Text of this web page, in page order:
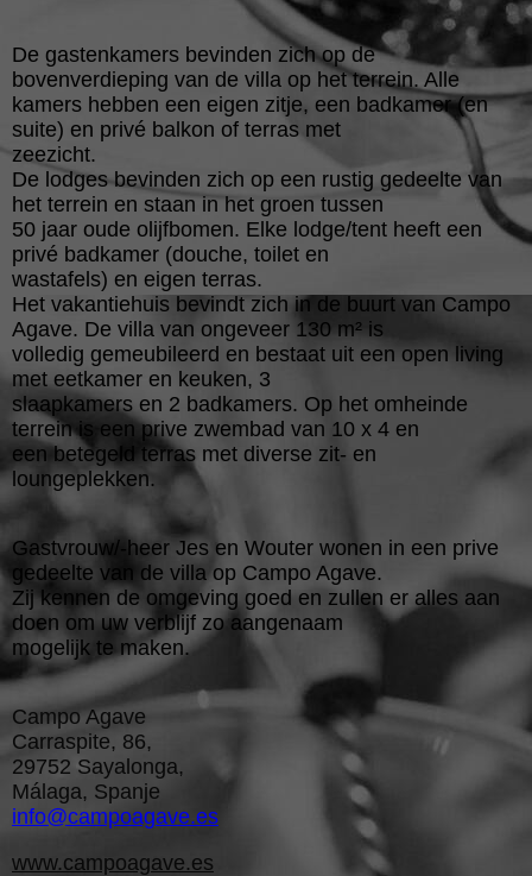
De gastenkamers bevinden zich op de
bovenverdieping van de villa op het terrein. Alle
kamers hebben een eigen zitje, een badkamer (en
suite) en privé balkon of terras met
zeezicht.
De lodges bevinden zich op een rustig gedeelte van
het terrein en staan in het groen tussen
50 jaar oude olijfbomen. Elke lodge/tent heeft een
privé badkamer (douche, toilet en
wastafels) en eigen terras.
Het vakantiehuis bevindt zich in de buurt van Campo
Agave. De villa van ongeveer 130 m² is
volledig gemeubileerd en bestaat uit een open living
met eetkamer en keuken, 3
slaapkamers en 2 badkamers. Op het omheinde
terrein is een prive zwembad van 10 x 4 en
een betegeld terras met diverse zit- en
loungeplekken.
Gastvrouw/-heer Jes en Wouter wonen in een prive
gedeelte van de villa op Campo Agave.
Zij kennen de omgeving goed en zullen er alles aan
doen om uw verblijf zo aangenaam
mogelijk te maken.
Campo Agave
Carraspite, 86,
29752 Sayalonga,
Málaga, Spanje
info@campoagave.es
www.campoagave.es